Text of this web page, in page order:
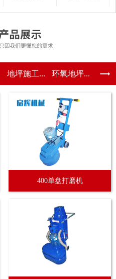
地坪施工... 环氧地坪...
400单盘打磨机